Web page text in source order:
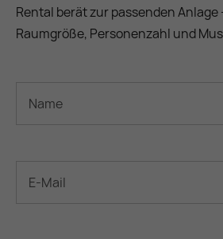
Rental berät zur passenden
Raumgröße, Personenzahl und